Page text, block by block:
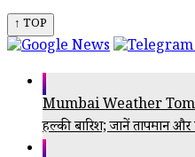
↑ TOP
Mumbai Weather
हल्की बारिश; जानें तापमान